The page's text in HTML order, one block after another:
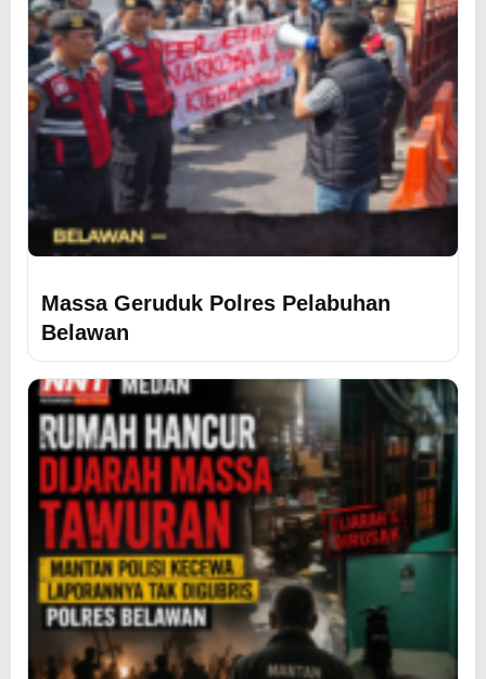
Massa Geruduk Polres Pelabuhan
Belawan